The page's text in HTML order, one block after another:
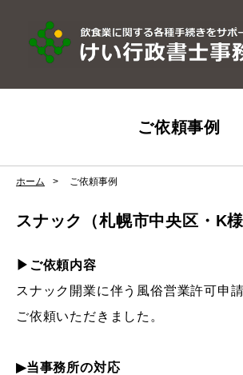
ご依頼事例
ホーム ご依頼事例
スナック（札幌市中央区・K様
▶ご依頼内容
スナック開業に伴う風俗営業許可申
ご依頼いただきました。
▶当事務所の対応